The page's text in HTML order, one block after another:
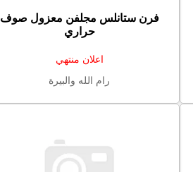
فرن ستانلس مجلفن معزول صوف
حراري
اعلان منتهي
رام الله والبيرة